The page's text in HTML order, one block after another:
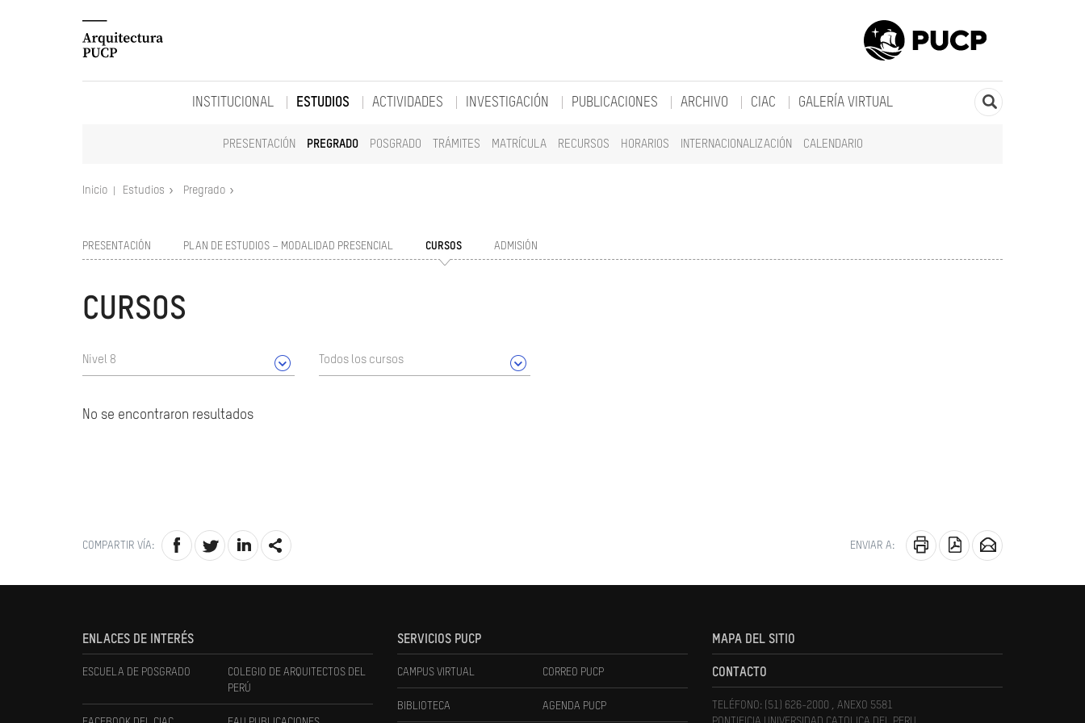
INSTITUCIONAL ESTUDIOS
PRESENTACIÓN PREGRADO POSGRADO TRÁMITES MATRÍCULA RECURSOS HORARIOS INTERNACIONALIZACIÓN CALENDARIO
ACTIVIDADES INVESTIGACIÓN PUBLICACIONES ARCHIVO CIAC GALERÍA VIRTUAL
Inicio Estudios Pregrado
PRESENTACIÓN PLAN DE ESTUDIOS – MODALIDAD PRESENCIAL CURSOS ADMISIÓN
CURSOS
Nivel 8 Todos los cursos
No se encontraron resultados
COMPARTIR VÍA: ENVIAR A:
ENLACES DE INTERÉS
ESCUELA DE POSGRADO
COLEGIO DE ARQUITECTOS DEL
PERÚ
SERVICIOS PUCP
CAMPUS VIRTUAL CORREO PUCP
BIBLIOTECA AGENDA PUCP
MAPA DEL SITIO
CONTACTO
TELÉFONO: (51) 626-2000 , ANEXO 5581